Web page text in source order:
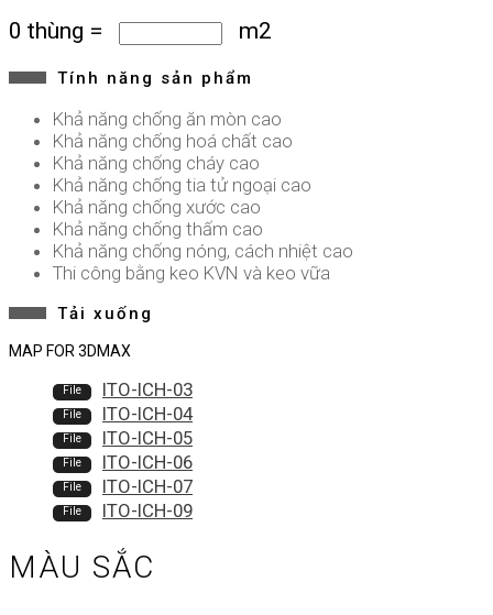
0 thùng = m2
Tính năng sản phẩm
Khả năng chống ăn mòn cao
Khả năng chống hoá chất cao
Khả năng chống cháy cao
Khả năng chống tia tử ngoại cao
Khả năng chống xước cao
Khả năng chống thấm cao
Khả năng chống nóng, cách nhiệt cao
Thi công bằng keo KVN và keo vữa
Tải xuống
MAP FOR 3DMAX
ITO-ICH-03
ITO-ICH-04
ITO-ICH-05
ITO-ICH-06
ITO-ICH-07
ITO-ICH-09
MÀU SẮC